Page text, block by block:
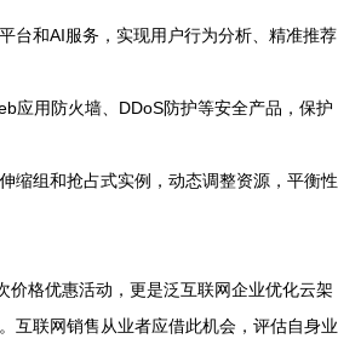
台和AI服务，实现用户行为分析、精准推荐
应用防火墙、DDoS防护等安全产品，保护
缩组和抢占式实例，动态调整资源，平衡性
价格优惠活动，更是泛互联网企业优化云架
互联网销售从业者应借此机会，评估自身业